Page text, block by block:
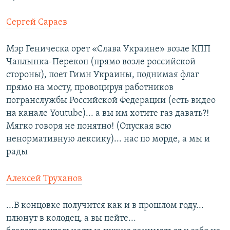
Сергей Сараев
Мэр Геническа орет «Слава Украине» возле КПП
Чаплынка-Перекоп (прямо возле российской
стороны), поет Гимн Украины, поднимая флаг
прямо на мосту, провоцируя работников
погранслужбы Российской Федерации (есть видео
на канале Youtube)... а вы им хотите газ давать?!
Мягко говоря не понятно! (Опуская всю
ненормативную лексику)... нас по морде, а мы и
рады
Алексей Труханов
...В концовке получится как и в прошлом году...
плюнут в колодец, а вы пейте...